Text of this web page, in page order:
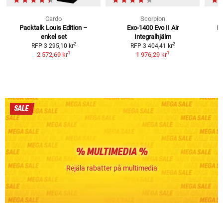
Cardo
Packtalk Louis Edition –
enkel set
RFP 3 295,10 kr2
2 572,69 kr1
Scorpion
Exo-1400 Evo II Air
Integralhjälm
RFP 3 404,41 kr2
1 976,29 kr1
SALE
% MULTIMEDIA %
Rejäla rabatter på multimedia